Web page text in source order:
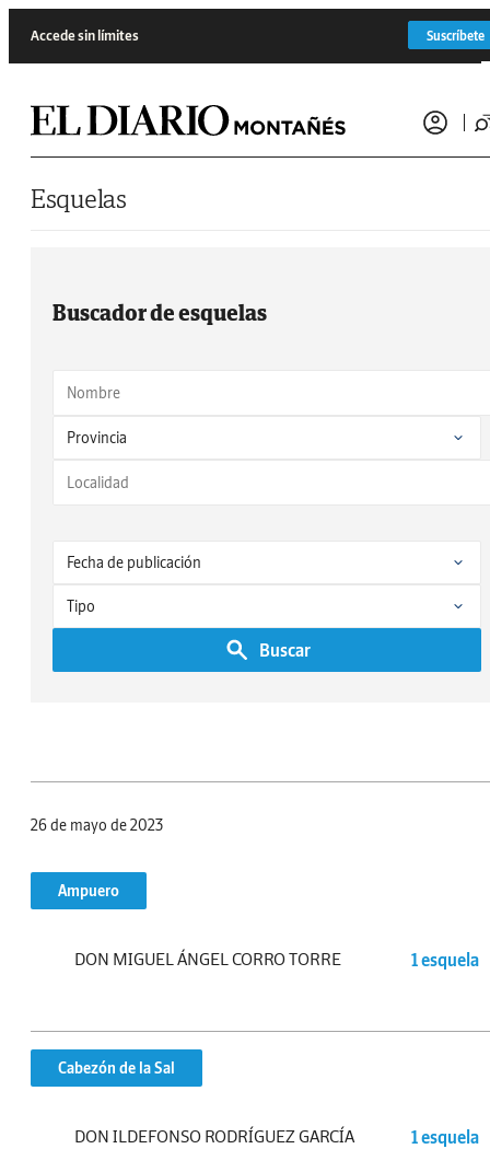
Accede sin límites Suscríbete
Esquelas
Buscador de esquelas
Buscar
26 de mayo de 2023
Ampuero
DON MIGUEL ÁNGEL CORRO TORRE 1 esquela
Cabezón de la Sal
DON ILDEFONSO RODRÍGUEZ GARCÍA 1 esquela